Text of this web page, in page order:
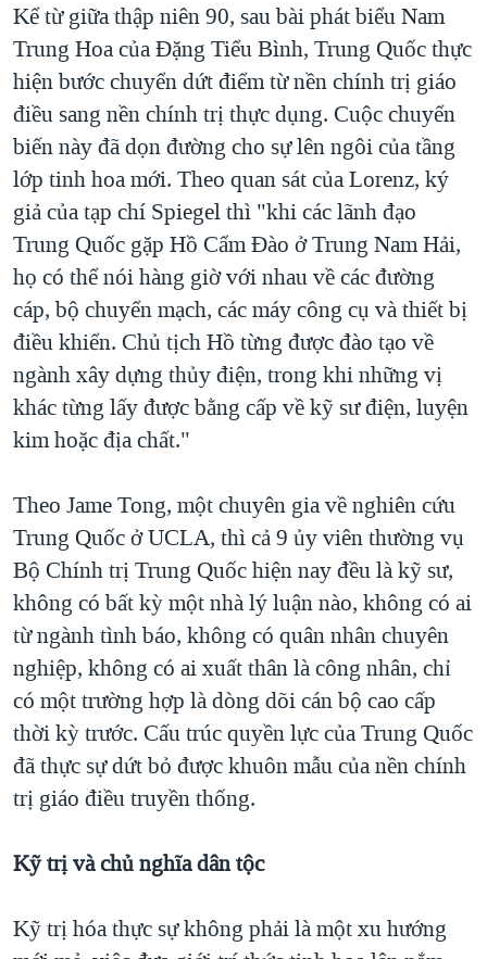
Kể từ giữa thập niên 90, sau bài phát biểu Nam
Trung Hoa của Đặng Tiểu Bình, Trung Quốc thực
hiện bước chuyển dứt điểm từ nền chính trị giáo
điều sang nền chính trị thực dụng. Cuộc chuyển
biến này đã dọn đường cho sự lên ngôi của tầng
lớp tinh hoa mới. Theo quan sát của Lorenz, ký
giả của tạp chí Spiegel thì "khi các lãnh đạo
Trung Quốc gặp Hồ Cẩm Đào ở Trung Nam Hải,
họ có thể nói hàng giờ với nhau về các đường
cáp, bộ chuyển mạch, các máy công cụ và thiết bị
điều khiển. Chủ tịch Hồ từng được đào tạo về
ngành xây dựng thủy điện, trong khi những vị
khác từng lấy được bằng cấp về kỹ sư điện, luyện
kim hoặc địa chất."
Theo Jame Tong, một chuyên gia về nghiên cứu
Trung Quốc ở UCLA, thì cả 9 ủy viên thường vụ
Bộ Chính trị Trung Quốc hiện nay đều là kỹ sư,
không có bất kỳ một nhà lý luận nào, không có ai
từ ngành tình báo, không có quân nhân chuyên
nghiệp, không có ai xuất thân là công nhân, chỉ
có một trường hợp là dòng dõi cán bộ cao cấp
thời kỳ trước. Cấu trúc quyền lực của Trung Quốc
đã thực sự dứt bỏ được khuôn mẫu của nền chính
trị giáo điều truyền thống.
Kỹ trị và chủ nghĩa dân tộc
Kỹ trị hóa thực sự không phải là một xu hướng